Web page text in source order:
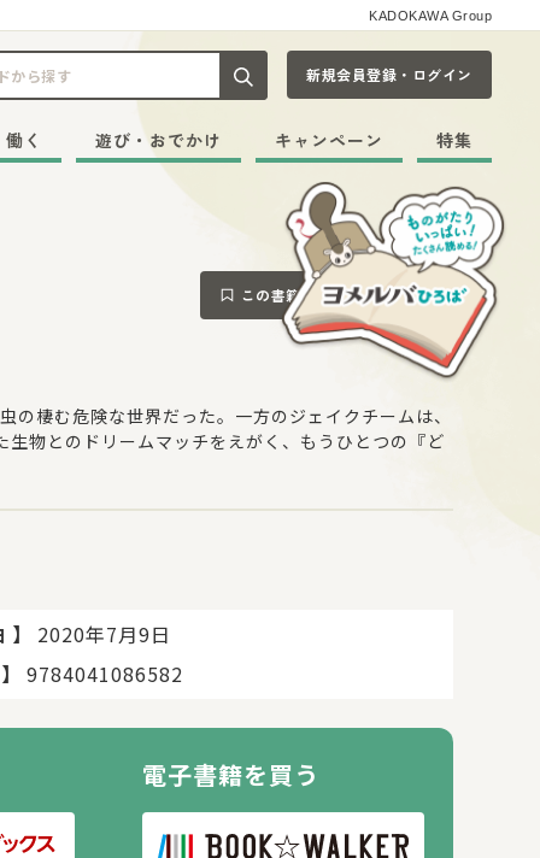
KADOKAWA Group
記事や本をキーワードから探す
新規会員登録・ログイン
く 遊び・おでかけ キャンペーン 特集
この書籍をブックマークする
棲む危険な世界だった。一方のジェイクチームは、
物とのドリームマッチをえがく、もうひとつの『ど
】
2020年7月9日
】
9784041086582
電子書籍を買う